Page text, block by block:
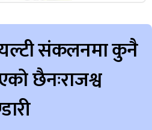
संकलनमा कुनै
छैनःराजश्व